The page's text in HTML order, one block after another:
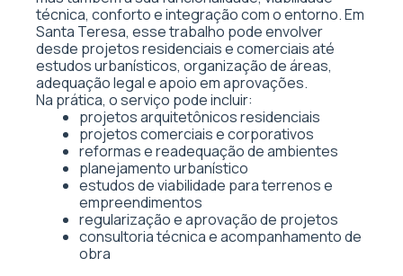
técnica, conforto e integração com o entorno. Em
Santa Teresa, esse trabalho pode envolver
desde projetos residenciais e comerciais até
estudos urbanísticos, organização de áreas,
adequação legal e apoio em aprovações.
Na prática, o serviço pode incluir:
projetos arquitetônicos residenciais
projetos comerciais e corporativos
reformas e readequação de ambientes
planejamento urbanístico
estudos de viabilidade para terrenos e
empreendimentos
regularização e aprovação de projetos
consultoria técnica e acompanhamento de
obra